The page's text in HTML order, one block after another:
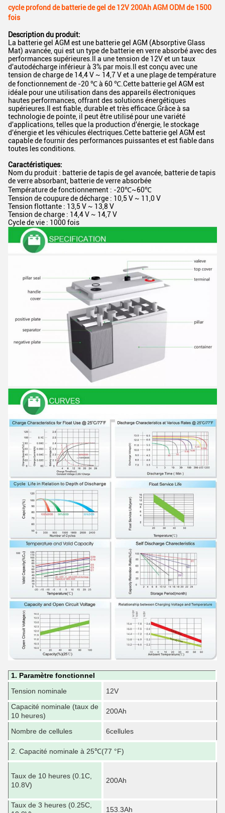
cycle profond de batterie de gel de 12V 200Ah AGM ODM de 1500
fois
Description du produit:
La batterie gel AGM est une batterie gel AGM (Absorptive Glass
Mat) avancée, qui est un type de batterie en verre absorbé avec des
performances supérieures.Il a une tension de 12V et un taux
d'autodécharge inférieur à 3% par mois.Il est conçu avec une
tension de charge de 14,4 V ~ 14,7 V et a une plage de température
de fonctionnement de -20 ℃ à 60 ℃.Cette batterie gel AGM est
idéale pour une utilisation dans des appareils électroniques
hautes performances, offrant des solutions énergétiques
supérieures.Il est fiable, durable et très efficace.Grâce à sa
technologie de pointe, il peut être utilisé pour une variété
d'applications, telles que la production d'énergie, le stockage
d'énergie et les véhicules électriques.Cette batterie gel AGM est
capable de fournir des performances puissantes et est fiable dans
toutes les conditions.
Caractéristiques:
Nom du produit : batterie de tapis de gel avancée, batterie de tapis
de verre absorbant, batterie de verre absorbée
Température de fonctionnement : -20℃~60℃
Tension de coupure de décharge : 10,5 V ~ 11,0 V
Tension flottante : 13,5 V ~ 13,8 V
Tension de charge : 14,4 V ~ 14,7 V
Cycle de vie : 1000 fois
1. Paramètre fonctionnel
Tension nominale
12V
Capacité nominale (taux de
10 heures)
200Ah
Nombre de cellules
6cellules
2. Capacité nominale à 25℃(77 °F)
Taux de 10 heures (0.1C,
10.8V)
200Ah
Taux de 3 heures (0.25C,
153.3Ah